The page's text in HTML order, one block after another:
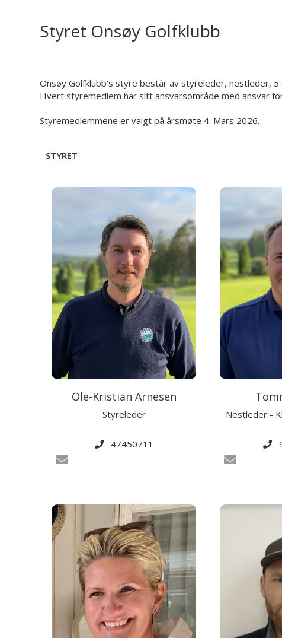
Styret Onsøy Golfklubb
Onsøy Golfklubb's styre består av styreleder, nestleder,
Hvert styremedlem har sitt ansvarsområde med ansvar
Styremedlemmene er valgt på årsmøte 4. Mars 2026.
STYRET
Ole-Kristian Arnesen
Styreleder
47450711
Nestleder -